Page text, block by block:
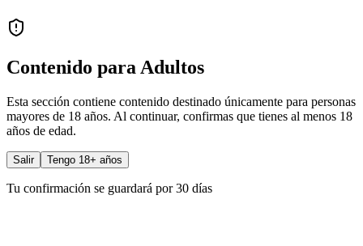
Contenido para Adultos
Esta sección contiene contenido destinado únicamente para personas
mayores de 18 años. Al continuar, confirmas que tienes al menos 18
años de edad.
Salir Tengo 18+ años
Tu confirmación se guardará por 30 días